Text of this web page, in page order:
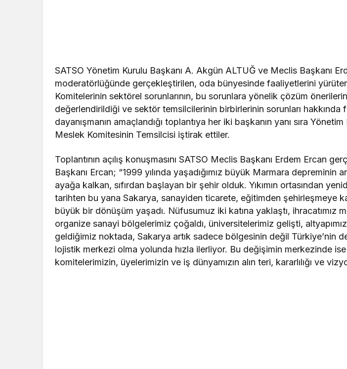
SATSO Yönetim Kurulu Başkanı A. Akgün ALTUĞ ve Meclis Başkanı
moderatörlüğünde gerçekleştirilen, oda bünyesinde faaliyetlerini
Komitelerinin sektörel sorunlarının, bu sorunlara yönelik çözüm
değerlendirildiği ve sektör temsilcilerinin birbirlerinin sorunları hakkında
dayanışmanın amaçlandığı toplantıya her iki başkanın yanı sıra
Meslek Komitesinin Temsilcisi iştirak ettiler.
Toplantının açılış konuşmasını SATSO Meclis Başkanı Erdem Ercan
Başkanı Ercan; “1999 yılında yaşadığımız büyük Marmara depreminin
ayağa kalkan, sıfırdan başlayan bir şehir olduk. Yıkımın ortasından
tarihten bu yana Sakarya, sanayiden ticarete, eğitimden şehirleşmeye
büyük bir dönüşüm yaşadı. Nüfusumuz iki katına yaklaştı, ihracatımız
organize sanayi bölgelerimiz çoğaldı, üniversitelerimiz gelişti,
geldiğimiz noktada, Sakarya artık sadece bölgesinin değil Türkiye’nin
lojistik merkezi olma yolunda hızla ilerliyor. Bu değişimin merkezinde
komitelerimizin, üyelerimizin ve iş dünyamızın alın teri, kararlılığı ve